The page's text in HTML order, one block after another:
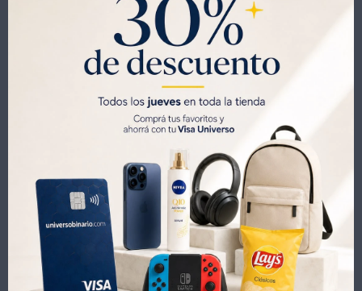
Decoraciones Pueden Variar.
Productos que te pueden interesar
462
Juego Clásico Lotería Bingo Didacta
UYU 462